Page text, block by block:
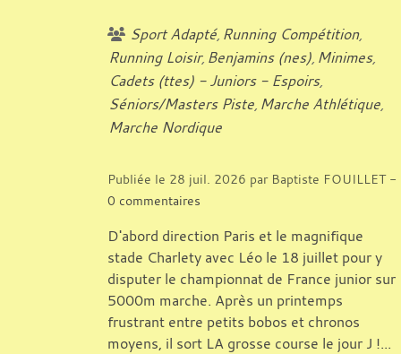
Sport Adapté Running Compétition
Running Loisir Benjamins (nes) Minimes
Cadets (ttes) - Juniors - Espoirs
Séniors/Masters Piste Marche Athlétique
Marche Nordique
Publiée le 28 juil. 2026 par Baptiste FOUILLET -
0 commentaires
D'abord direction Paris et le magnifique
stade Charlety avec Léo le 18 juillet pour y
disputer le championnat de France junior sur
5000m marche. Après un printemps
frustrant entre petits bobos et chronos
moyens, il sort LA grosse course le jour J !...